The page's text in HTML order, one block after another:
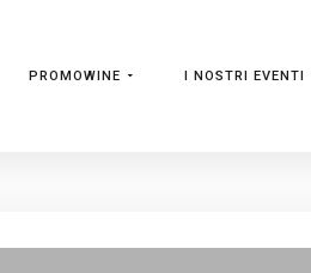
PROMOWINE I NOSTRI EVENTI